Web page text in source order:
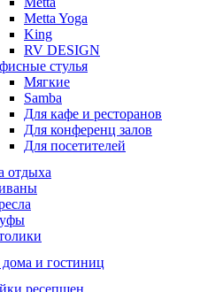
Metta Yoga
King
RV DESIGN
стулья
Мягкие
Samba
Для кафе и ресторанов
Для конференц залов
Для посетителей
отдыха
и гостиниц
ресепшен